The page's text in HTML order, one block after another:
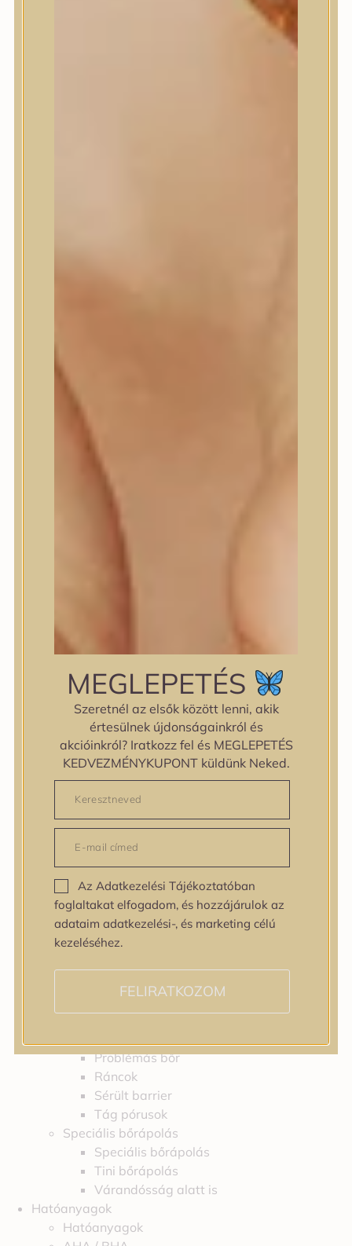
Skin&Lab
SKIN1004
Sungboon Editor
The Plant Base
YUNJAC
Bőrállapot
Bőrállapot
Bőrtípus
Bőrtípus
Kombinált
Száraz
Bőrprobléma
Bőrprobléma
Bőrpír
Dehidratált bőr
Egyenetlen bőrtextúra
Egyenetlen tónus
Érett bőr
Fakóság
Feszességvesztés
Problémás bőr
Ráncok
Sérült barrier
Tág pórusok
Speciális bőrápolás
Speciális bőrápolás
Tini bőrápolás
Várandósság alatt is
Hatóanyagok
Hatóanyagok
MEGLEPETÉS
Szeretnél az elsők között lenni, akik
értesülnek újdonságainkról és
akcióinkról? Iratkozz fel és MEGLEPETÉS
KEDVEZMÉNYKUPONT küldünk Neked.
Az Adatkezelési Tájékoztatóban
foglaltakat elfogadom, és hozzájárulok az
adataim adatkezelési-, és marketing célú
kezeléséhez.
FELIRATKOZOM